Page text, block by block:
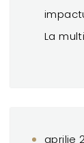
La
aprilie